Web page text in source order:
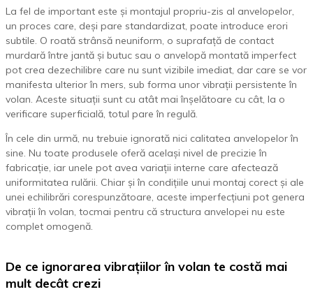
La fel de important este și montajul propriu-zis al anvelopelor,
un proces care, deși pare standardizat, poate introduce erori
subtile. O roată strânsă neuniform, o suprafață de contact
murdară între jantă și butuc sau o anvelopă montată imperfect
pot crea dezechilibre care nu sunt vizibile imediat, dar care se vor
manifesta ulterior în mers, sub forma unor vibrații persistente în
volan. Aceste situații sunt cu atât mai înșelătoare cu cât, la o
verificare superficială, totul pare în regulă.
În cele din urmă, nu trebuie ignorată nici calitatea anvelopelor în
sine. Nu toate produsele oferă același nivel de precizie în
fabricație, iar unele pot avea variații interne care afectează
uniformitatea rulării. Chiar și în condițiile unui montaj corect și ale
unei echilibrări corespunzătoare, aceste imperfecțiuni pot genera
vibrații în volan, tocmai pentru că structura anvelopei nu este
complet omogenă.
De ce ignorarea vibrațiilor în volan te costă mai
mult decât crezi